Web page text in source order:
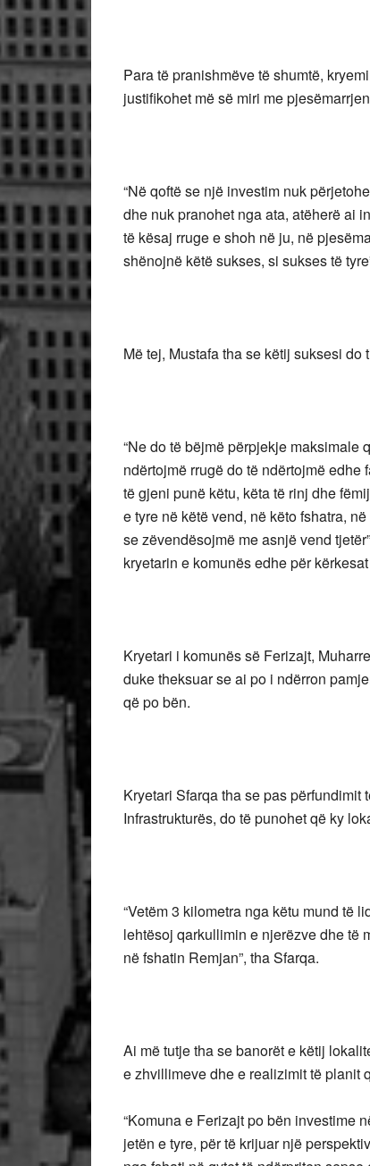
Para të pranishmëve të shumtë,
justifikohet më së miri me
“Në qoftë se një investim nuk
dhe nuk pranohet nga ata, atëherë ai
të kësaj rruge e shoh në ju, në
shënojnë këtë sukses, si sukses të
Më tej, Mustafa tha se këtij suksesi do
“Ne do të bëjmë përpjekje
ndërtojmë rrugë do të ndërtojmë
të gjeni punë këtu, këta të rinj dhe
e tyre në këtë vend, në këto fshatra,
se zëvendësojmë me asnjë vend
kryetarin e komunës edhe për
Kryetari i komunës së Ferizajt,
duke theksuar se ai po i ndërron
që po bën.
Kryetari Sfarqa tha se pas
Infrastrukturës, do të punohet që ky
“Vetëm 3 kilometra nga këtu mund të
lehtësoj qarkullimin e njerëzve dhe të
në fshatin Remjan”, tha Sfarqa.
Ai më tutje tha se banorët e këtij
e zhvillimeve dhe e realizimit të planit
“Komuna e Ferizajt po bën investime
jetën e tyre, për të krijuar një